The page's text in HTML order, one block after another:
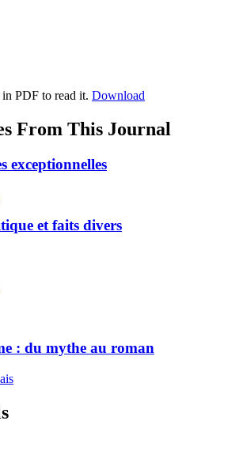
PDF to read it. Download
From This Journal
exceptionnelles
et faits divers
: du mythe au roman